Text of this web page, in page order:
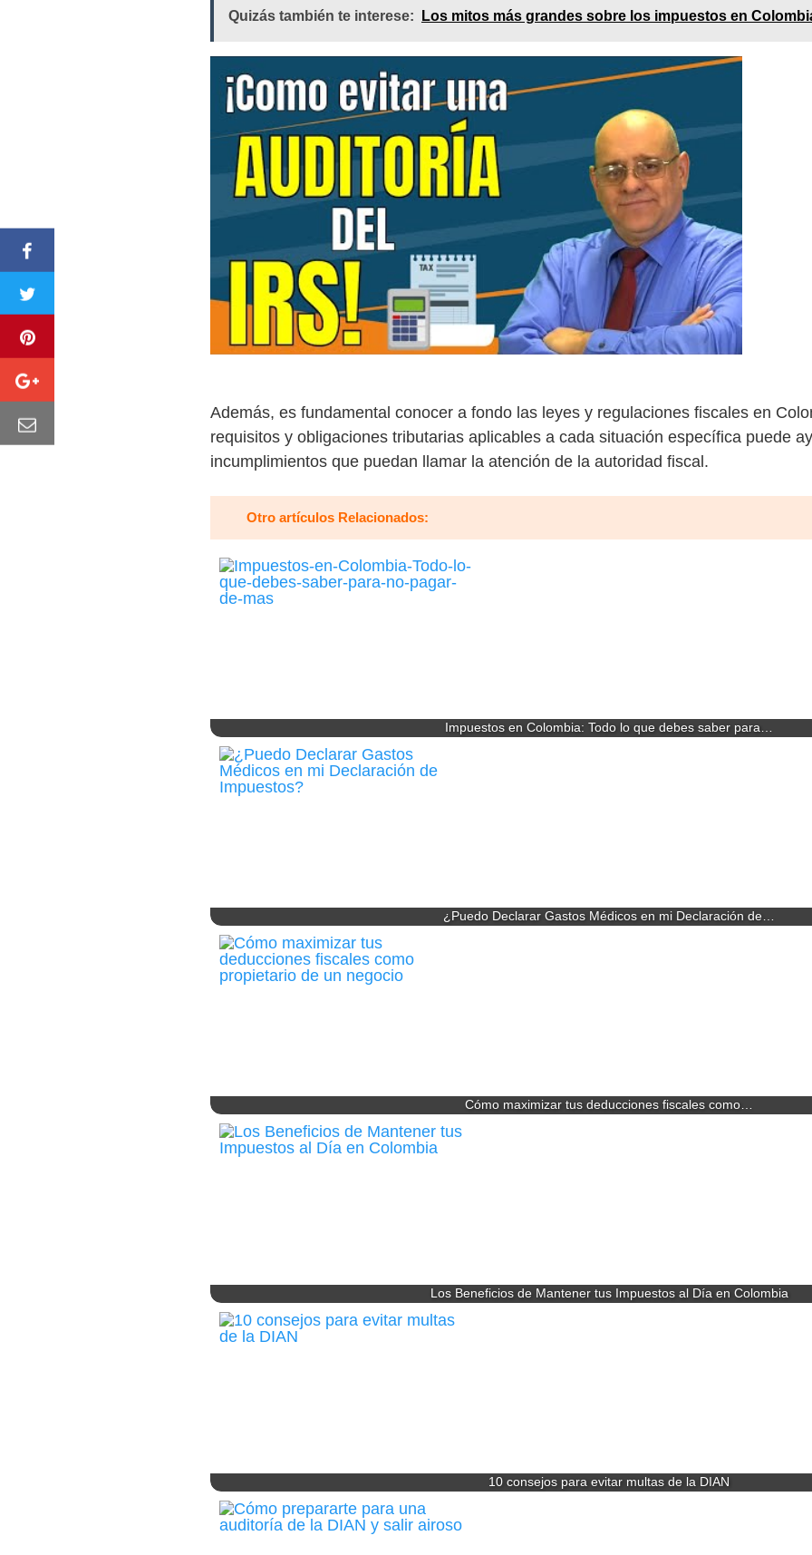
Quizás también te interese: Los mitos más grandes sobre los impuestos en
Además, es fundamental conocer a fondo las leyes y regulaciones fiscales en
requisitos y obligaciones tributarias aplicables a cada situación específica puede
incumplimientos que puedan llamar la atención de la autoridad fiscal.
Otro artículos Relacionados:
Impuestos en Colombia: Todo lo que debes saber para…
¿Puedo Declarar Gastos Médicos en mi Declaración de…
Cómo maximizar tus deducciones fiscales como…
Los Beneficios de Mantener tus Impuestos al Día en Colombia
10 consejos para evitar multas de la DIAN